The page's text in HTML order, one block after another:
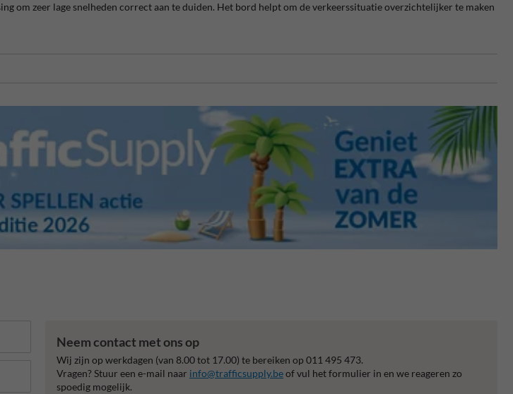
om zeer lage snelheden correct aan te duiden. Het bord helpt om de verkeerssituatie overzichtelijker te maken
Neem contact met ons op
Wij zijn op werkdagen (van 8.00 tot 17.00) te bereiken op 011 495 473.
Vragen? Stuur een e-mail naar info@trafficsupply.beof vul het formulier in en we reageren zo
spoedig mogelijk.